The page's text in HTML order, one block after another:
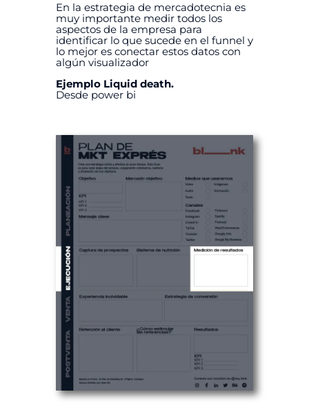
En la estrategia de mercadotecnia es
muy importante medir todos los
aspectos de la empresa para
identificar lo que sucede en el funnel y
lo mejor es conectar estos datos con
algún visualizador
Ejemplo Liquid death.
Desde power bi